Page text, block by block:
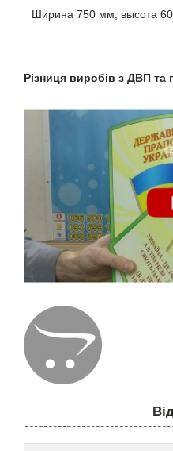
Ширина 750 мм, высота
Різниця виробів з ДВП та